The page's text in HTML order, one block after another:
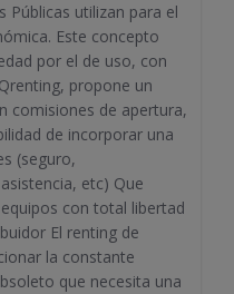
utilizan para el
Este concepto
por el de uso, con
propone un
comisiones de apertura,
de incorporar una
(seguro,
etc) Que
con total libertad
El renting de
la constante
que necesita una